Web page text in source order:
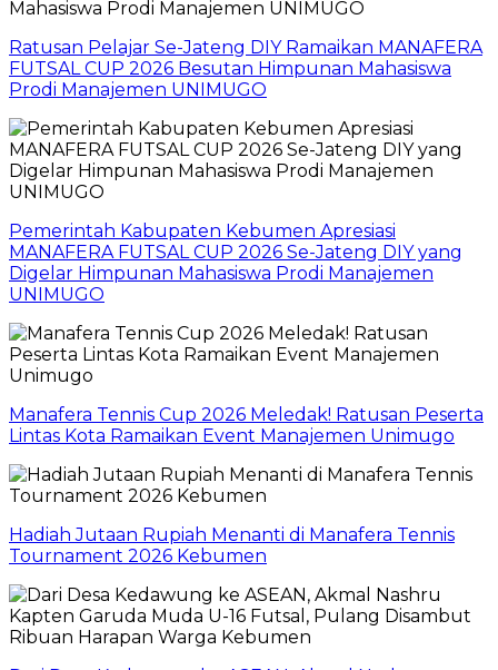
Ratusan Pelajar Se-Jateng DIY Ramaikan MANAFERA
FUTSAL CUP 2026 Besutan Himpunan Mahasiswa
Prodi Manajemen UNIMUGO
Pemerintah Kabupaten Kebumen Apresiasi
MANAFERA FUTSAL CUP 2026 Se-Jateng DIY yang
Digelar Himpunan Mahasiswa Prodi Manajemen
UNIMUGO
Manafera Tennis Cup 2026 Meledak! Ratusan Peserta
Lintas Kota Ramaikan Event Manajemen Unimugo
Hadiah Jutaan Rupiah Menanti di Manafera Tennis
Tournament 2026 Kebumen